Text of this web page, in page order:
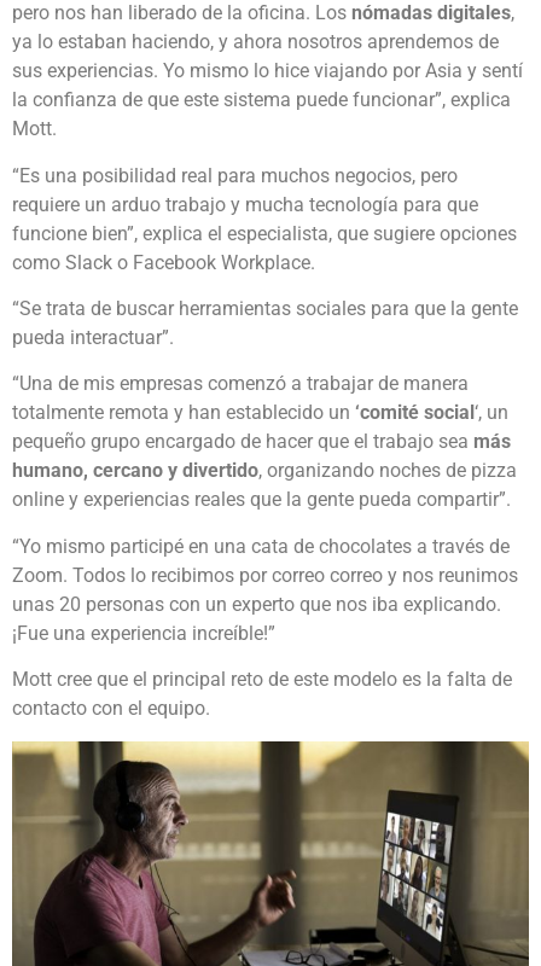
pero nos han liberado de la oficina. Los nómadas digitales,
ya lo estaban haciendo, y ahora nosotros aprendemos de
sus experiencias. Yo mismo lo hice viajando por Asia y sentí
la confianza de que este sistema puede funcionar”, explica
Mott.
“Es una posibilidad real para muchos negocios, pero
requiere un arduo trabajo y mucha tecnología para que
funcione bien”, explica el especialista, que sugiere opciones
como Slack o Facebook Workplace.
“Se trata de buscar herramientas sociales para que la gente
pueda interactuar”.
“Una de mis empresas comenzó a trabajar de manera
totalmente remota y han establecido un ‘comité social ‘, un
pequeño grupo encargado de hacer que el trabajo sea más
humano, cercano y divertido, organizando noches de pizza
online y experiencias reales que la gente pueda compartir”.
“Yo mismo participé en una cata de chocolates a través de
Zoom. Todos lo recibimos por correo correo y nos reunimos
unas 20 personas con un experto que nos iba explicando.
¡Fue una experiencia increíble!”
Mott cree que el principal reto de este modelo es la falta de
contacto con el equipo.